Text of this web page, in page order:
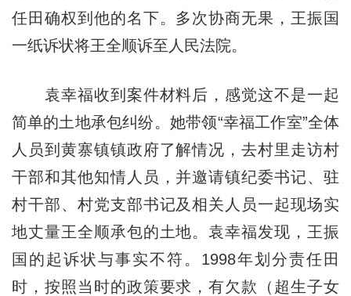
任田确权到他的名下。多次协商无果，王振国
一纸诉状将王全顺诉至人民法院。
袁幸福收到案件材料后，感觉这不是一起
简单的土地承包纠纷。她带领“幸福工作室”全体
人员到黄寨镇镇政府了解情况，去村里走访村
干部和其他知情人员，并邀请镇纪委书记、驻
村干部、村党支部书记及相关人员一起现场实
地丈量王全顺承包的土地。袁幸福发现，王振
国的起诉状与事实不符。1998年划分责任田
时，按照当时的政策要求，有欠款（超生子女